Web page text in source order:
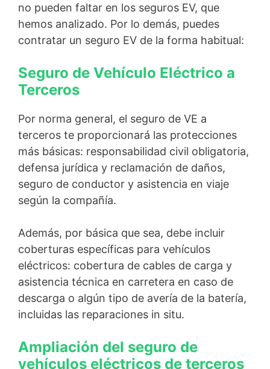
no pueden faltar en los seguros EV, que
hemos analizado. Por lo demás, puedes
contratar un seguro EV de la forma habitual:
Seguro de Vehículo Eléctrico a
Terceros
Por norma general, el seguro de VE a
terceros te proporcionará las protecciones
más básicas: responsabilidad civil obligatoria,
defensa jurídica y reclamación de daños,
seguro de conductor y asistencia en viaje
según la compañía.
Además, por básica que sea, debe incluir
coberturas específicas para vehículos
eléctricos: cobertura de cables de carga y
asistencia técnica en carretera en caso de
descarga o algún tipo de avería de la batería,
incluidas las reparaciones in situ.
Ampliación del seguro de
vehículos eléctricos de terceros